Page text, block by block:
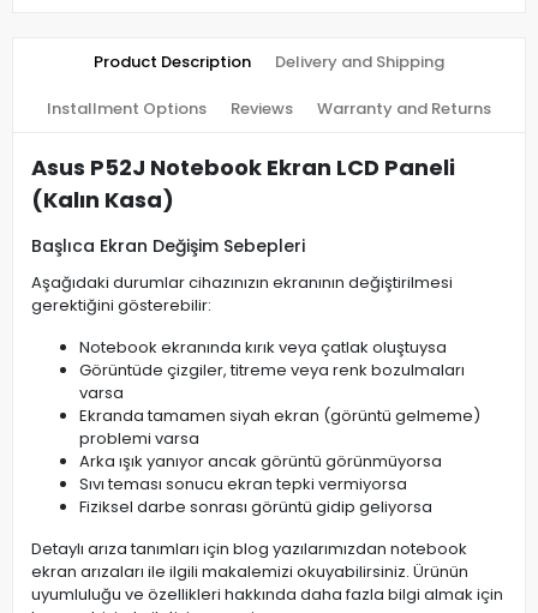
Product Description Delivery and Shipping
Installment Options Reviews Warranty and Returns
Asus P52J Notebook Ekran LCD Paneli
(Kalın Kasa)
Başlıca Ekran Değişim Sebepleri
Aşağıdaki durumlar cihazınızın ekranının değiştirilmesi
gerektiğini gösterebilir:
Notebook ekranında kırık veya çatlak oluştuysa
Görüntüde çizgiler, titreme veya renk bozulmaları
varsa
Ekranda tamamen siyah ekran (görüntü gelmeme)
problemi varsa
Arka ışık yanıyor ancak görüntü görünmüyorsa
Sıvı teması sonucu ekran tepki vermiyorsa
Fiziksel darbe sonrası görüntü gidip geliyorsa
Detaylı arıza tanımları için blog yazılarımızdan notebook
ekran arızaları ile ilgili makalemizi okuyabilirsiniz. Ürünün
uyumluluğu ve özellikleri hakkında daha fazla bilgi almak için